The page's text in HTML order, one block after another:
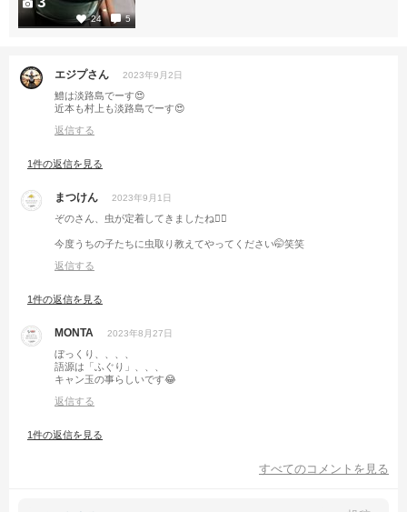
24 5
エジプさん 2023年9月2日
鱧は淡路島でーす😍
近本も村上も淡路島でーす😍
返信する
1件の返信を見る
まつけん 2023年9月1日
ぞのさん、虫が定着してきましたね🙋‍♂️
今度うちの子たちに虫取り教えてやってください🤭笑笑
返信する
1件の返信を見る
MONTA 2023年8月27日
ぼっくり、、、、
語源は「ふぐり」、、、
キャン玉の事らしいです😂
返信する
1件の返信を見る
すべてのコメントを見る